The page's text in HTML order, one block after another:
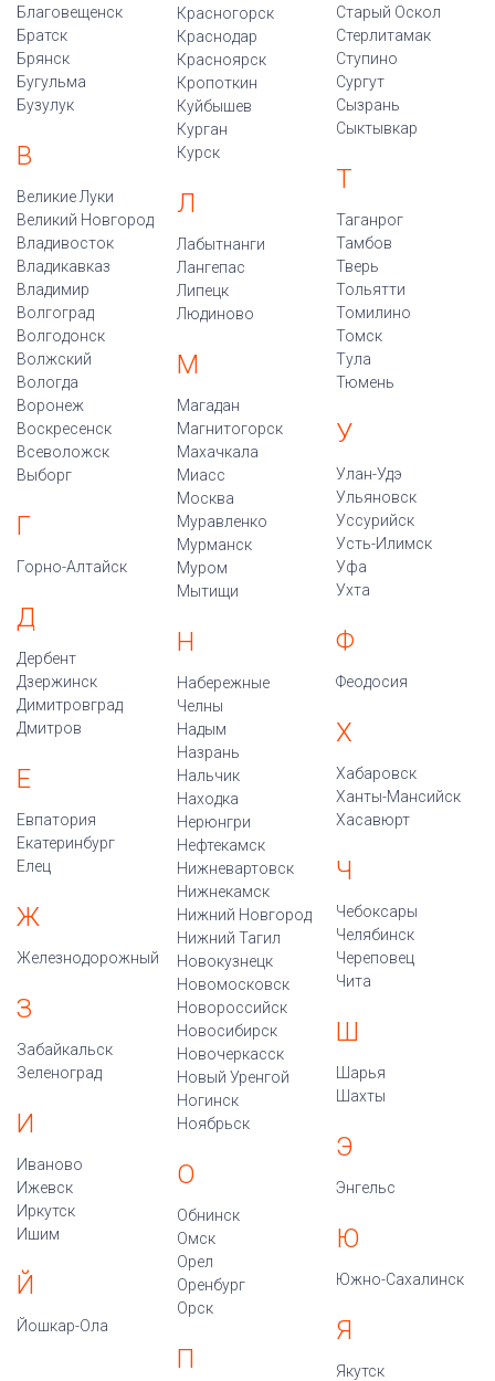
Благовещенск
Братск
Брянск
Бугульма
Бузулук
В
Великие Луки
Великий Новгород
Владивосток
Владикавказ
Владимир
Волгоград
Волгодонск
Волжский
Вологда
Воронеж
Воскресенск
Всеволожск
Выборг
Г
Горно-Алтайск
Д
Дербент
Дзержинск
Димитровград
Дмитров
Е
Евпатория
Екатеринбург
Елец
Ж
Железнодорожный
З
Забайкальск
Зеленоград
И
Иваново
Ижевск
Иркутск
Ишим
Й
Йошкар-Ола
Красногорск
Краснодар
Красноярск
Кропоткин
Куйбышев
Курган
Курск
Л
Лабытнанги
Лангепас
Липецк
Людиново
М
Магадан
Магнитогорск
Махачкала
Миасс
Москва
Муравленко
Мурманск
Муром
Мытищи
Н
Набережные
Челны
Надым
Назрань
Нальчик
Находка
Нерюнгри
Нефтекамск
Нижневартовск
Нижнекамск
Нижний Новгород
Нижний Тагил
Новокузнецк
Новомосковск
Новороссийск
Новосибирск
Новочеркасск
Новый Уренгой
Ногинск
Ноябрьск
О
Обнинск
Омск
Орел
Оренбург
Орск
П
Старый Оскол
Стерлитамак
Ступино
Сургут
Сызрань
Сыктывкар
Т
Таганрог
Тамбов
Тверь
Тольятти
Томилино
Томск
Тула
Тюмень
У
Улан-Удэ
Ульяновск
Уссурийск
Усть-Илимск
Уфа
Ухта
Ф
Феодосия
Х
Хабаровск
Ханты-Мансийск
Хасавюрт
Ч
Чебоксары
Челябинск
Череповец
Чита
Ш
Шарья
Шахты
Э
Энгельс
Ю
Южно-Сахалинск
Я
Якутск